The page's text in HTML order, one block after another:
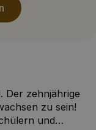
Der zehnjährige
zu sein!
und